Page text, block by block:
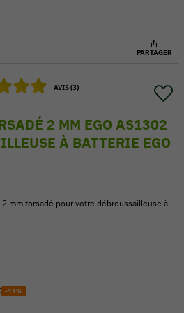
PARTAGER
AVIS (3)
2 MM EGO AS1302
À BATTERIE EGO
mm torsadé pour votre débroussailleuse à
-11%